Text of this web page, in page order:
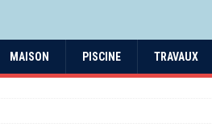
MAISON PISCINE TRAVAUX